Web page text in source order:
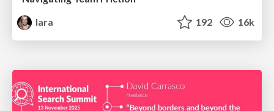
lara
192 16k